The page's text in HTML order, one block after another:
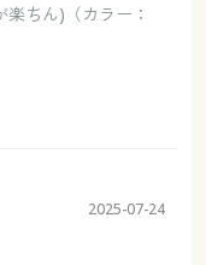
ちん)（カラー：
2025-07-24